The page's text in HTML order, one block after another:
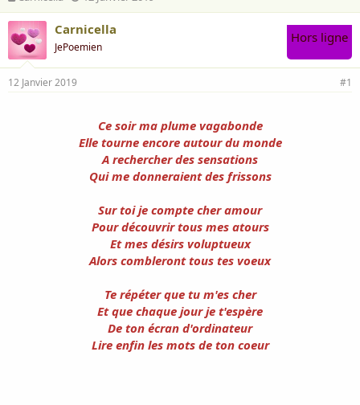
u
t
e
u
r
d
e
a
t
d
e
é
t
Carnicella
JePoemien
Hors ligne
12 Janvier 2019 #1
Ce soir ma plume vagabonde
Elle tourne encore autour du monde
A rechercher des sensations
Qui me donneraient des frissons
Sur toi je compte cher amour
Pour découvrir tous mes atours
Et mes désirs voluptueux
Alors combleront tous tes voeux
Te répéter que tu m'es cher
Et que chaque jour je t'espère
De ton écran d'ordinateur
Lire enfin les mots de ton coeur